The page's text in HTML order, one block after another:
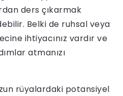
ders çıkarmak
Belki de ruhsal veya
ihtiyacınız vardır ve
atmanızı
rüyalardaki potansiyel